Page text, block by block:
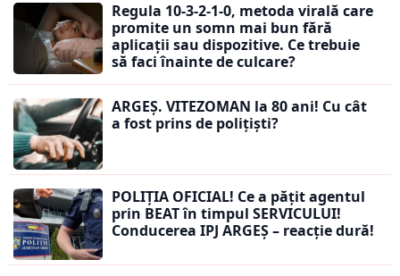
Regula 10-3-2-1-0, metoda virală care
promite un somn mai bun fără
aplicații sau dispozitive. Ce trebuie
să faci înainte de culcare?
ARGEȘ. VITEZOMAN la 80 ani! Cu cât
a fost prins de polițiști?
POLIȚIA OFICIAL! Ce a pățit agentul
prin BEAT în timpul SERVICULUI!
Conducerea IPJ ARGEȘ – reacție dură!